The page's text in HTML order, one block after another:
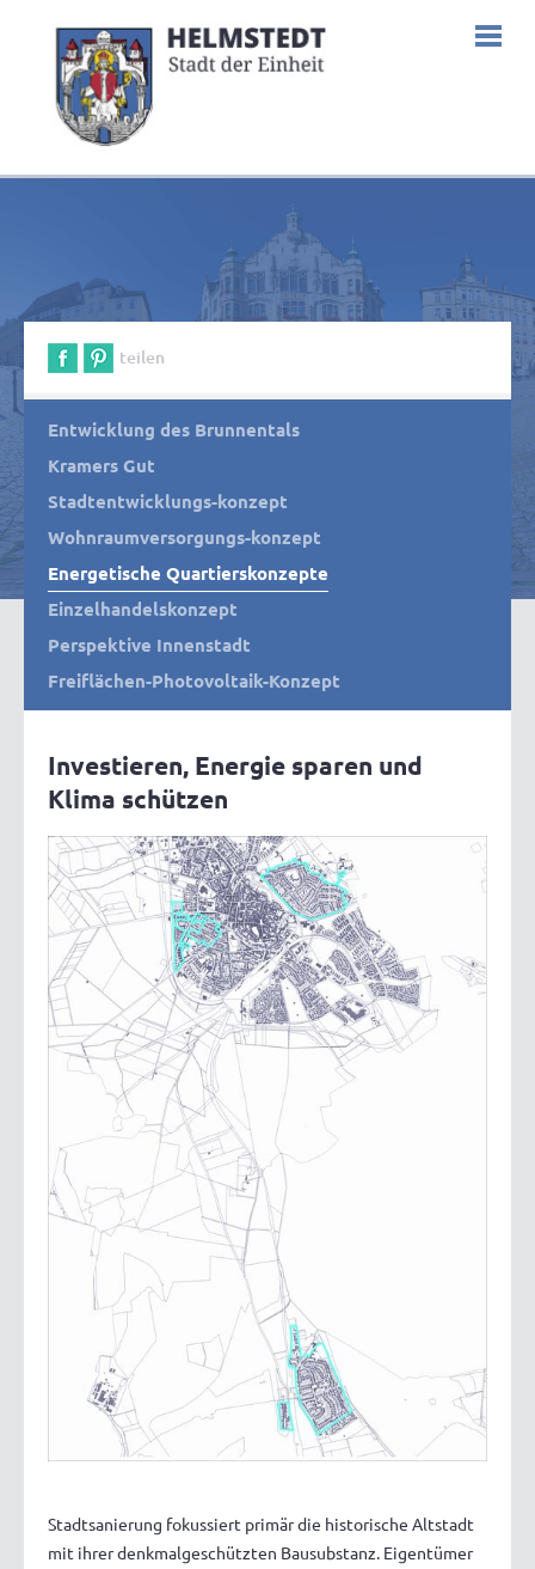
teilen
Entwicklung des Brunnentals
Kramers Gut
Stadtentwicklungs-konzept
Wohnraumversorgungs-konzept
Energetische Quartierskonzepte
Einzelhandelskonzept
Perspektive Innenstadt
Freiflächen-Photovoltaik-Konzept
Investieren, Energie sparen und
Klima schützen
Stadtsanierung fokussiert primär die historische Altstadt
mit ihrer denkmalgeschützten Bausubstanz. Eigentümer